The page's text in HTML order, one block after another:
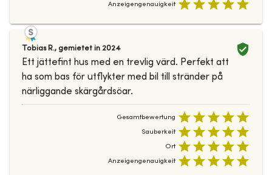
Anzeigengenauigkeit
Tobias R., gemietet in 2024
Ett jättefint hus med en trevlig värd. Perfekt att
ha som bas för utflykter med bil till stränder på
närliggande skärgårdsöar.
Gesamtbewertung
Sauberkeit
Ort
Anzeigengenauigkeit